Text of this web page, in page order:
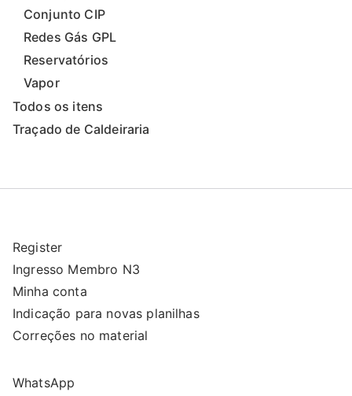
Conjunto CIP
Redes Gás GPL
Reservatórios
Vapor
Todos os itens
Traçado de Caldeiraria
Register
Ingresso Membro N3
Minha conta
Indicação para novas planilhas
Correções no material
WhatsApp